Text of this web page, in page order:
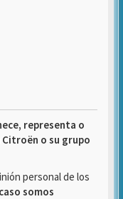
representa o
o su grupo
personal de los
somos